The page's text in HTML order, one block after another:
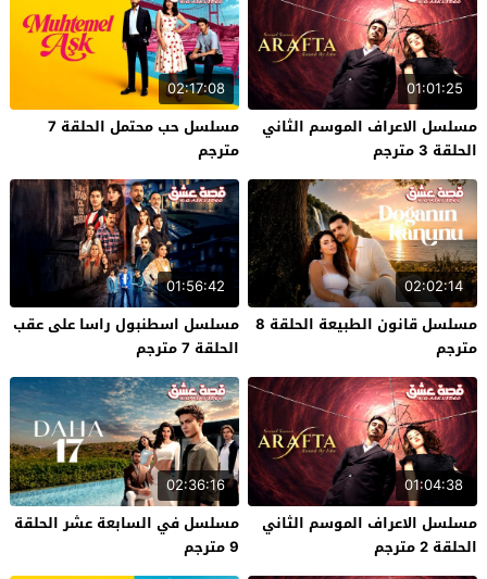
01:01:25
مسلسل الاعراف الموسم الثاني
الحلقة 3 مترجم
02:17:08
مسلسل حب محتمل الحلقة 7
مترجم
02:02:14
مسلسل قانون الطبيعة الحلقة 8
مترجم
01:56:42
مسلسل اسطنبول راسا على عقب
الحلقة 7 مترجم
01:04:38
مسلسل الاعراف الموسم الثاني
الحلقة 2 مترجم
02:36:16
مسلسل في السابعة عشر الحلقة
9 مترجم